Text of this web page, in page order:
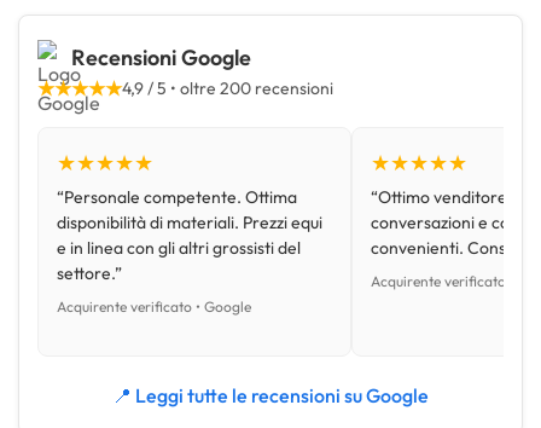
Recensioni Google
★★★★★4,9 / 5 • oltre 200 recensioni
★★★★★
“Personale competente. Ottima
disponibilità di materiali. Prezzi equi
e in linea con gli altri grossisti del
settore.”
Acquirente verificato • Google
★★★★★
“Ottimo venditore,
conversazioni e con
convenienti.
Acquirente verificato •
📍 Leggi tutte le recensioni su Google